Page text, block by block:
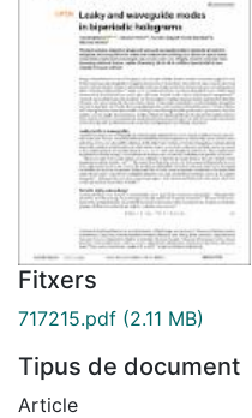
Fitxers
717215.pdf (2.11 MB)
Tipus de document
Article